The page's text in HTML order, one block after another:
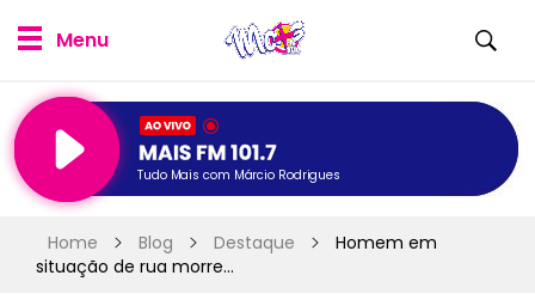
Tudo Mais com Márcio Rodrigues
Home Blog Destaque
Homem em
situação de rua morre...